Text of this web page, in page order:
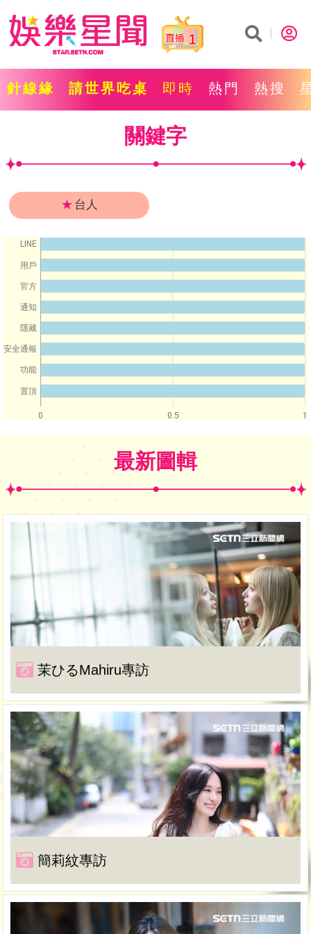
1
針線緣 請世界吃桌 即時 熱門 熱搜
關鍵字
★ 台人
0 0.5 1
LINE
用戶
官方
通知
隱藏
安全通報
功能
置頂
最新圖輯
茉ひるMahiru專訪
簡莉紋專訪